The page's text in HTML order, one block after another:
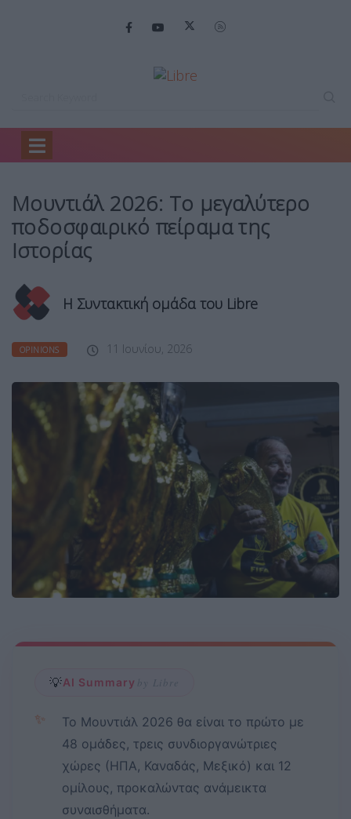
Home
Μουντιάλ 2026: Το μεγαλύτερο
ποδοσφαιρικό πείραμα της
Ιστορίας
Η Συντακτική ομάδα του Libre
OPINIONS 11 Ιουνίου, 2026
💡AI Summary by Libre
✨
Το Μουντιάλ 2026 θα είναι το πρώτο με
48 ομάδες, τρεις συνδιοργανώτριες
χώρες (ΗΠΑ, Καναδάς, Μεξικό) και 12
ομίλους, προκαλώντας ανάμεικτα
συναισθήματα.